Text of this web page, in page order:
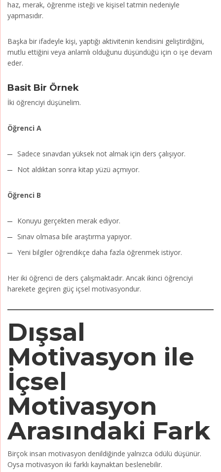
haz, merak, öğrenme isteği ve kişisel tatmin nedeniyle
yapmasıdır.
Başka bir ifadeyle kişi, yaptığı aktivitenin kendisini geliştirdiğini,
mutlu ettiğini veya anlamlı olduğunu düşündüğü için o işe devam
eder.
Basit Bir Örnek
İki öğrenciyi düşünelim.
Öğrenci A
Sadece sınavdan yüksek not almak için ders çalışıyor.
Not aldıktan sonra kitap yüzü açmıyor.
Öğrenci B
Konuyu gerçekten merak ediyor.
Sınav olmasa bile araştırma yapıyor.
Yeni bilgiler öğrendikçe daha fazla öğrenmek istiyor.
Her iki öğrenci de ders çalışmaktadır. Ancak ikinci öğrenciyi
harekete geçiren güç içsel motivasyondur.
Dışsal
Motivasyon ile
İçsel
Motivasyon
Arasındaki Fark
Birçok insan motivasyon denildiğinde yalnızca ödülü düşünür.
Oysa motivasyon iki farklı kaynaktan beslenebilir.